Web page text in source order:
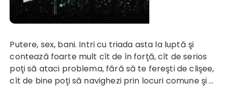
Putere, sex, bani. Intri cu triada asta la luptă şi
contează foarte mult cît de în forţă, cît de serios
poţi să ataci problema, fără să te fereşti de clişee,
cît de bine poţi să navighezi prin locuri comune şi …